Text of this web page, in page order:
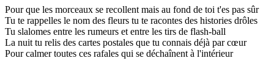
Pour que les morceaux se recollent mais au fond de toi t'es pas sûr
Tu te rappelles le nom des fleurs tu te racontes des histories drôles
Tu slalomes entre les rumeurs et entre les tirs de flash-ball
La nuit tu relis des cartes postales que tu connais déjà par cœur
Pour calmer toutes ces rafales qui se déchaînent à l'intérieur